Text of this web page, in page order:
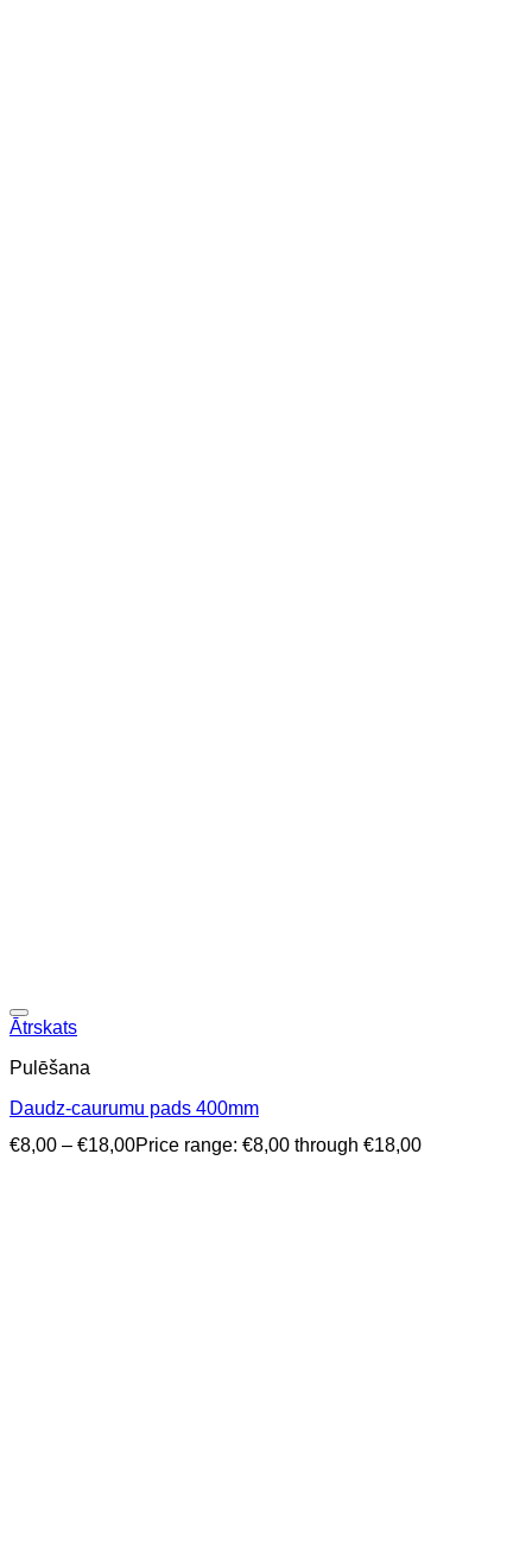
Ātrskats
Pulēšana
Daudz-caurumu pads 400mm
€8,00 – €18,00Price range: €8,00 through €18,00